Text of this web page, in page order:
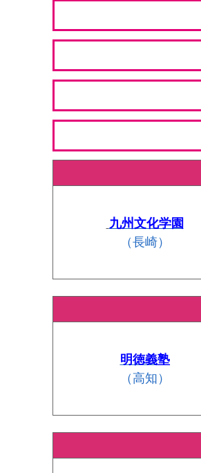
九州文化学園
（長崎）
明徳義塾
（高知）